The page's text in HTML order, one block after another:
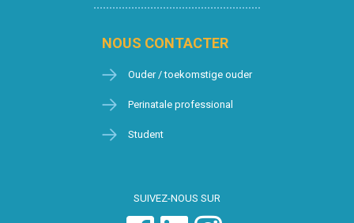
NOUS CONTACTER
Ouder / toekomstige ouder
Perinatale professional
Student
SUIVEZ-NOUS SUR